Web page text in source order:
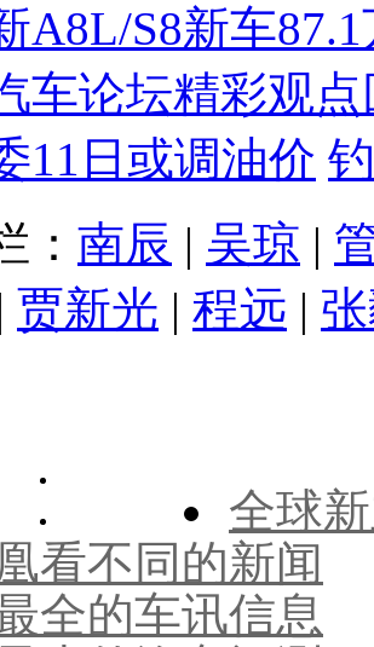
A8L/S8新车
车论坛精彩观点
11日或调油价
： 南辰 | 吴琼 |
| 贾新光 | 程远 |
全球
看不同的新闻
全的车讯信息